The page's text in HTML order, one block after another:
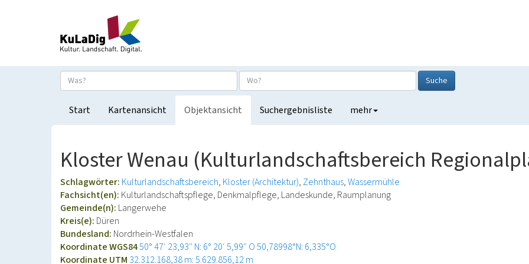
Suche
Start Kartenansicht Objektansicht Suchergebnisliste mehr
Kloster Wenau (Kulturlandschaftsbereich
Schlagwörter: Kulturlandschaftsbereich Kloster (Architektur) Zehnthaus Wassermühle
Fachsicht(en): Kulturlandschaftspflege, Denkmalpflege, Landeskunde, Raumplanung
Gemeinde(n): Langerwehe
Kreis(e): Düren
Bundesland: Nordrhein-Westfalen
Koordinate WGS8450° 47′ 23,93″ N: 6° 20′ 5,99″ O50,78998°N: 6,335°O
Koordinate UTM 32.312.168,38 m: 5.629.856,12 m